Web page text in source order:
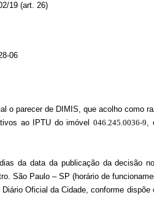
19 (art. 26)
06
o parecer de DIMIS, que acolho como
ao IPTU do imóvel 046.245.0036-9
da data da publicação da decisão
São Paulo – SP (horário de
Oficial da Cidade, conforme